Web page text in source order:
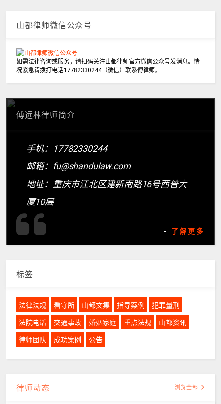
山都律师微信公众号
如需法律咨询或服务，请扫码关注山都律师官方微信公众号发消息。情
况紧急请拨打电话17782330244（微信）联系傅律师。
傅远林律师简介
手机：17782330244
邮箱：fu@shandulaw.com
地址：重庆市江北区建新南路16号西普大
厦10层
- 了解更多
标签
法律法规 看守所 山都文集 指导案例 犯罪量刑
法院电话 交通事故 婚姻家庭 重点法规 山都资讯
律师团队 成功案例 公告
律师动态 浏览全部